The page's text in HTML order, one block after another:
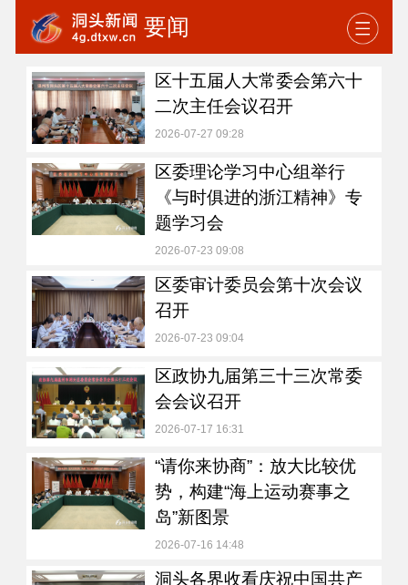
要闻
区十五届人大常委会第六十
二次主任会议召开
2026-07-27 09:28
区委理论学习中心组举行
《与时俱进的浙江精神》专
题学习会
2026-07-23 09:08
区委审计委员会第十次会议
召开
2026-07-23 09:04
区政协九届第三十三次常委
会会议召开
2026-07-17 16:31
“请你来协商”：放大比较优
势，构建“海上运动赛事之
岛”新图景
2026-07-16 14:48
洞头各界收看庆祝中国共产